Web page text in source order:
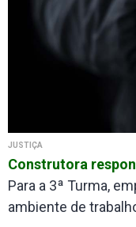
JUSTIÇA
Construtora
Para a 3ª Turma,
ambiente de